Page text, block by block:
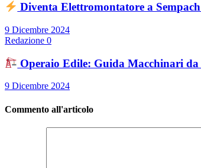
Diventa Elettromontatore a
9 Dicembre 2024
Redazione 0
Operaio Edile: Guida Macchinari da
9 Dicembre 2024
Commento all'articolo